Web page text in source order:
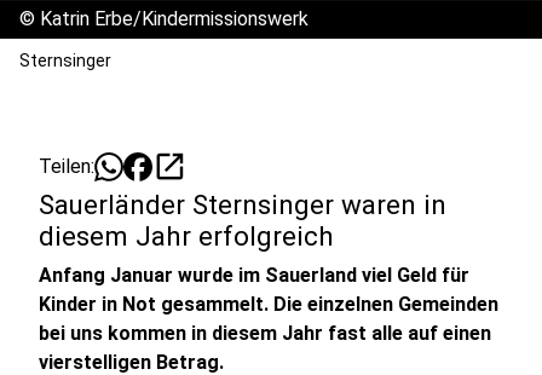
© Katrin Erbe/Kindermissionswerk
Sternsinger
Teilen: open_in_new
Sauerländer Sternsinger waren in
diesem Jahr erfolgreich
Anfang Januar wurde im Sauerland viel Geld für
Kinder in Not gesammelt. Die einzelnen Gemeinden
bei uns kommen in diesem Jahr fast alle auf einen
vierstelligen Betrag.